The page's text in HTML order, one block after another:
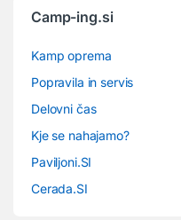
Camp-ing.si
Kamp oprema
Popravila in servis
Delovni čas
Kje se nahajamo?
Paviljoni.SI
Cerada.SI